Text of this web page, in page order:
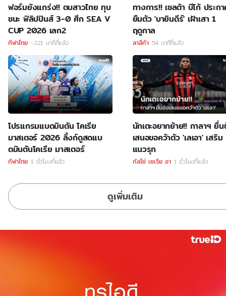
ฟอร์มยังแกร่ง!! ตบสาวไทย ทุบ
ชนะ ฟิลิปปินส์ 3-0 ศึก SEA V
CUP 2026 เลก2
กีฬาไทย -221 นาทีที่แล้ว
ทางการ!! เซลต้า บีโก้ ประก
ยืมตัว 'บายินดีร์' เฝ้าเสา 1
ฤดูกาล
ลาลีก้า 54 นาทีที่แล้ว
โปรแกรมแบดมินตัน โคเรีย
มาสเตอร์ 2026 ลิ้งก์ดูสดแบ
ดมินตันโคเรีย มาสเตอร์
กีฬาไทย 1 ชั่วโมงที่แล้ว
นักเตะอยากย้าย!! กาลาฯ ยื่
เสนอขอคว้าตัว 'เลเอา' เสริม
แนวรุก
กัลโช่ เซเรีย อา 1 ชั่วโมงที่แล้ว
ดูเพิ่มเติม